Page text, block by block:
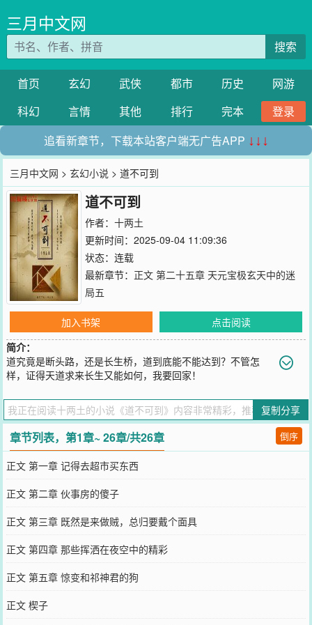
三月中文网
搜索
首页 玄幻 武侠 都市 历史
网游
科幻
言情 其他 排行 完本
登录
追看新章节，下载本站客户端无广告APP ↓↓↓
三月中文网 >玄幻小说 > 道不可到
道不可到
作者： 十两土
更新时间：2025-09-04 11:09:36
状态：连载
最新章节： 正文 第二十五章 天元宝极玄天中的迷
局五
加入书架
点击阅读
简介：
道究竟是断头路，还是长生桥，道到底能不能达到？不管怎
样，证得天道求来长生又能如何，我要回家！
里的朋友推荐哦！
复制分享
章节列表，第1章~ 26章/共26章 倒序
正文 第一章 记得去超市买东西
正文 第二章 伙事房的傻子
正文 第三章 既然是来做贼，总归要戴个面具
正文 第四章 那些挥洒在夜空中的精彩
正文 第五章 惊变和祁神君的狗
正文 楔子